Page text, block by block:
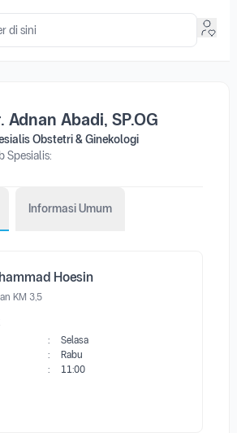
Adnan Abadi, SP.OG
Obstetri & Ginekologi
Spesialis:
Informasi Umum
Hoesin
KM 3,5
:
Selasa
:
Rabu
: 11:00